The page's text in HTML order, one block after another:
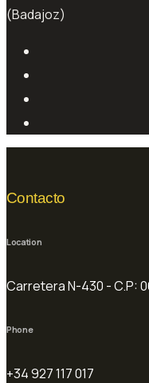
(Badajoz)
Contacto
Location
Carretera N-430 - C.P:
Phone
+34 927 117 017